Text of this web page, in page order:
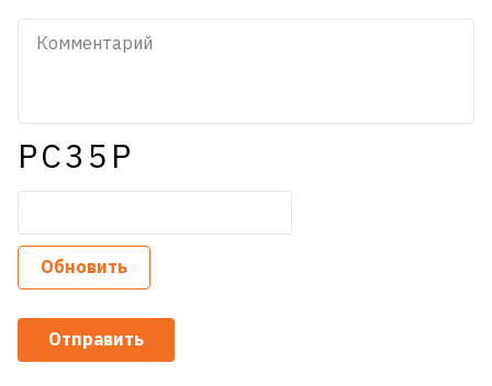
PC35P
Обновить
Отправить